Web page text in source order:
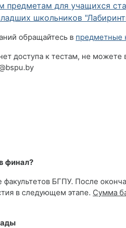
предметам для учащихся
школьников
обращайтесь в предметные
доступа к тестам, не
финал?
факультетов БГПУ. После
в следующем этапе. Сумма